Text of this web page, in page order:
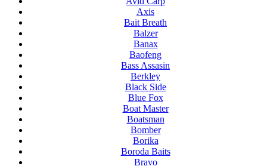
Axis
Bait Breath
Balzer
Banax
Baofeng
Bass Assasin
Berkley
Black Side
Blue Fox
Boat Master
Boatsman
Bomber
Borika
Boroda Baits
Bravo